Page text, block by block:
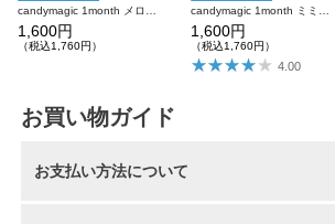
candymagic 1month メロブラウン 1枚入り×2箱 計2枚 キャンディーマジック カラコン
1,600円
（税込1,760円）
candymagic 1month ミミブラウン 1枚入り×2箱 計2枚 キャンディーマジック カラコン
1,600円
（税込1,760円）
4.00
お買い物ガイド
お支払い方法について